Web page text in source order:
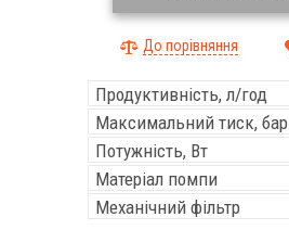
До порівняння
Продуктивність, л/год
Максимальний тиск, бар
Потужність, Вт
Матеріал помпи
Механічний фільтр